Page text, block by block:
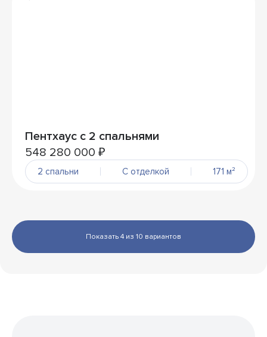
Пентхаус с 2 спальнями
548 280 000 ₽
2 спальни С отделкой 171 м²
Показать 4 из 10 вариантов